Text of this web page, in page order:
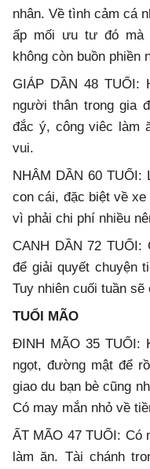
nhân. Về tình cảm cá
ấp mối ưu tư đó mà
không còn buồn phiền
GIÁP DẦN 48 TUỔI:
người thân trong gia
đắc ý, công viêc làm
vui.
NHÂM DẦN 60
con cái, đặc biệt về
vì phải chi phí nhiều
CANH DẦN 72
để giải quyết chuyện
Tuy nhiên cuối tuần
TUỔI MÃO
ĐINH MÃO 35 TUỔI:
ngọt, đường mật để
giao du bạn bè cũng
Có may mắn nhỏ về
ẤT MÃO 47 TUỔI: Có
làm ăn. Tài chánh